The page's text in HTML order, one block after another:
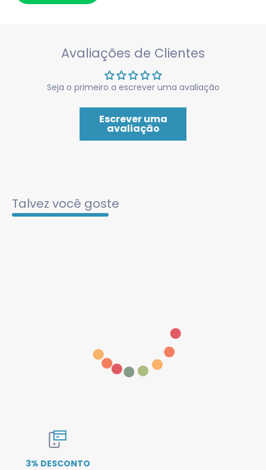
Avaliações de Clientes
Seja o primeiro a escrever uma avaliação
Escrever uma
avaliação
Talvez você goste